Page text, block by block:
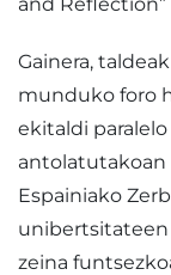
Gainera,
munduko foro
ekitaldi
antolatutakoan
Espainiako
unibertsitateen
zeina